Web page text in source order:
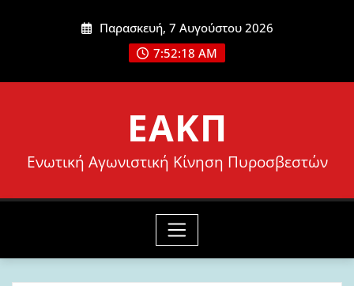
Παρασκευή, 7 Αυγούστου 2026
7:52:19 AM
ΕΑΚΠ
Ενωτική Αγωνιστική Κίνηση Πυροσβεστών